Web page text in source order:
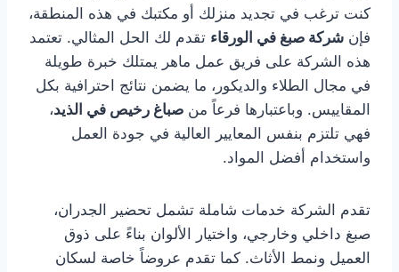
كنت ترغب في تجديد منزلك أو مكتبك في هذه المنطقة،
فإن شركة صبغ في الورقاء تقدم لك الحل المثالي. تعتمد
هذه الشركة على فريق عمل ماهر يمتلك خبرة طويلة
في مجال الطلاء والديكور، ما يضمن نتائج احترافية بكل
المقاييس. وباعتبارها فرعاً من صباغ رخيص في الذيد،
فهي تلتزم بنفس المعايير العالية في جودة العمل
واستخدام أفضل المواد.
تقدم الشركة خدمات شاملة تشمل تحضير الجدران،
صبغ داخلي وخارجي، واختيار الألوان بناءً على ذوق
العميل ونمط الأثاث. كما تقدم عروضاً خاصة لسكان